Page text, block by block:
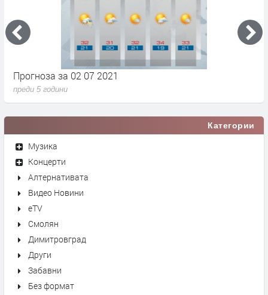
Прогноза за 02 07 2021
преди 5 години
Категории
Музика
Концерти
Алтернативата
Видео Новини
eTV
Смолян
Димитровград
Други
Забавни
Без формат